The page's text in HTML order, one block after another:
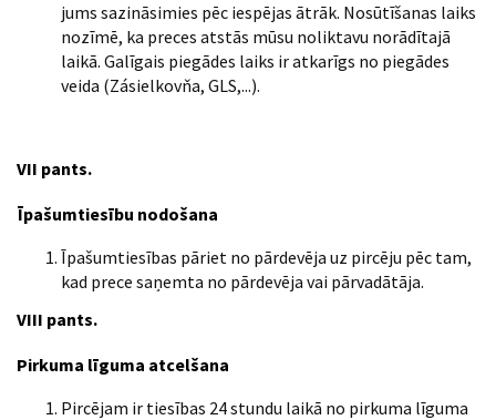
jums sazināsimies pēc iespējas ātrāk. Nosūtīšanas laiks
nozīmē, ka preces atstās mūsu noliktavu norādītajā
laikā. Galīgais piegādes laiks ir atkarīgs no piegādes
veida (Zásielkovňa, GLS,...).
VII pants.
Īpašumtiesību nodošana
Īpašumtiesības pāriet no pārdevēja uz pircēju pēc tam,
kad prece saņemta no pārdevēja vai pārvadātāja.
VIII pants.
Pirkuma līguma atcelšana
Pircējam ir tiesības 24 stundu laikā no pirkuma līguma